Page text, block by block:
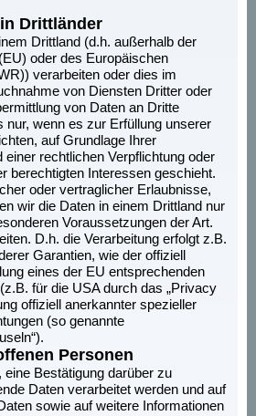
Drittländer
Drittland (d.h. außerhalb der
oder des Europäischen
verarbeiten oder dies im
von Diensten Dritter oder
von Daten an Dritte
nur, wenn es zur Erfüllung unserer
auf Grundlage Ihrer
einer rechtlichen Verpflichtung oder
berechtigten Interessen geschieht.
oder vertraglicher Erlaubnisse,
wir die Daten in einem Drittland nur
Voraussetzungen der Art.
D.h. die Verarbeitung erfolgt z.B.
Garantien, wie der offiziell
eines der EU entsprechenden
für die USA durch das „Privacy
offiziell anerkannter spezieller
(so genannte
Personen
eine Bestätigung darüber zu
Daten verarbeitet werden und auf
sowie auf weitere Informationen